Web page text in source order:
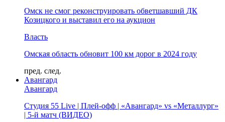
Омск не смог реконструировать обветшавший ДК
Козицкого и выставил его на аукцион
Власть
Омская область обновит 100 км дорог в 2024 году
пред. след.
Авангард
Авангард
Студия 55 Live | Плей-офф | «Авангард» vs «Металлург»
| 5-й матч (ВИДЕО)